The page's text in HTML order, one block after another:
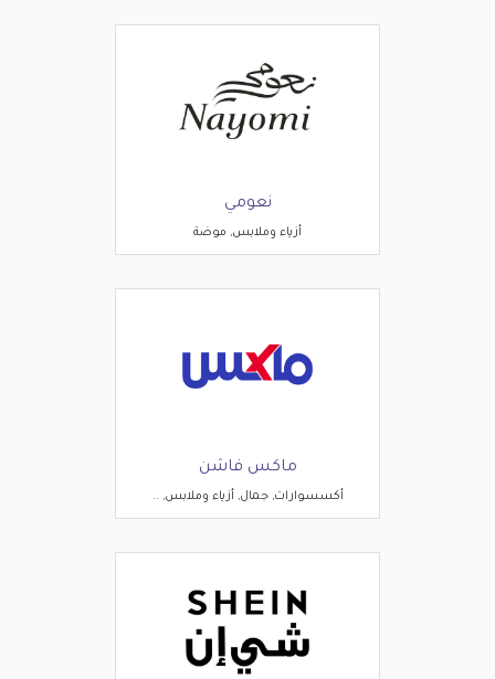
نعومي
أزياء وملابس, موضة
ماكس فاشن
أكسسوارات, جمال, أزياء وملابس, ..